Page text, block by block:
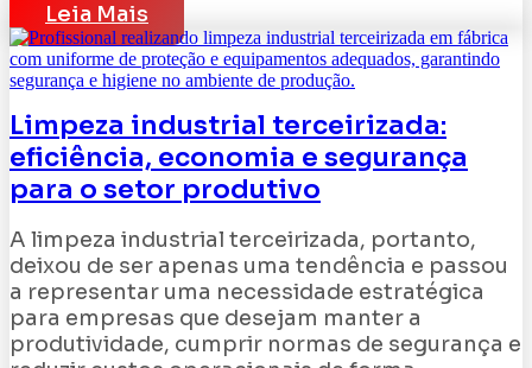
Leia Mais
Limpeza industrial terceirizada:
eficiência, economia e segurança
para o setor produtivo
A limpeza industrial terceirizada, portanto,
deixou de ser apenas uma tendência e passou
a representar uma necessidade estratégica
para empresas que desejam manter a
produtividade, cumprir normas de segurança e